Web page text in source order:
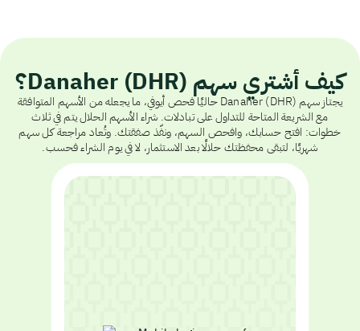
كيف أشتري سهم Danaher (DHR)؟
يجتاز سهم Danaher (DHR) حاليًا فحص أيوفي، ما يجعله من الأسهم المتوافقة
مع الشريعة المتاحة للتداول على تبادلات. شراء الأسهم الحلال يتم في ثلاث
خطوات: افتح حسابك، وافحص السهم، ونفّذ صفقتك. وتُعاد مراجعة كل سهم
شهريًا، لتبقى محفظتك حلالًا بعد الاستثمار، لا في يوم الشراء فحسب.